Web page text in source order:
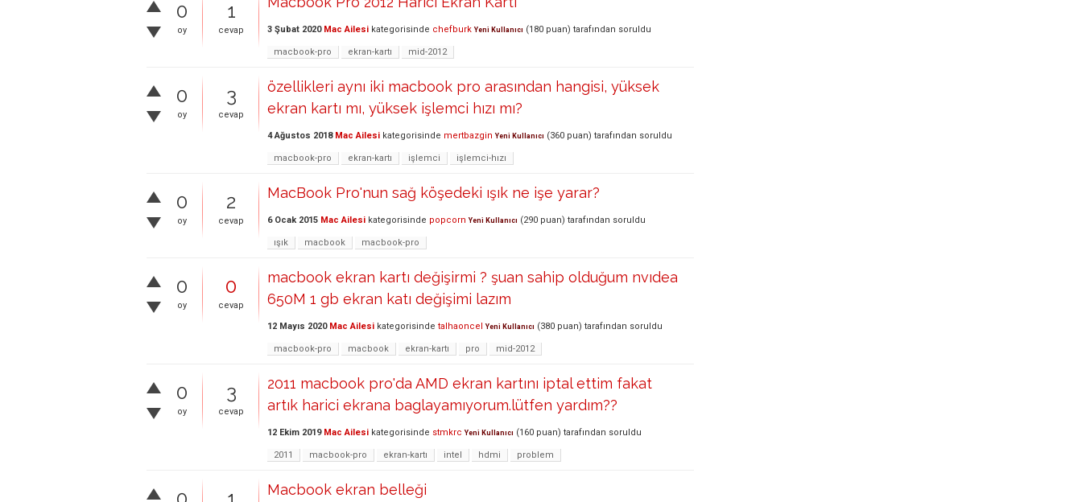
0
oy
1
cevap 3 Şubat 2020 Mac Ailesi kategorisinde chefburk Yeni Kullanıcı (180 puan) tarafından soruldu
macbook-pro ekran-kartı mid-2012
0
oy
3
cevap
özellikleri aynı iki macbook pro arasından hangisi, yüksek
ekran kartı mı, yüksek işlemci hızı mı?
4 Ağustos 2018 Mac Ailesi kategorisinde mertbazgin Yeni Kullanıcı (360 puan) tarafından soruldu
macbook-pro ekran-kartı işlemci işlemci-hızı
0
oy
2
cevap
MacBook Pro'nun sağ köşedeki ışık ne işe yarar?
6 Ocak 2015 Mac Ailesi kategorisinde popcorn Yeni Kullanıcı (290 puan) tarafından soruldu
ışık macbook macbook-pro
0
oy
0
cevap
macbook ekran kartı değişirmi ? şuan sahip olduğum nvıdea
650M 1 gb ekran katı değişimi lazım
12 Mayıs 2020 Mac Ailesi kategorisinde talhaoncel Yeni Kullanıcı (380 puan) tarafından soruldu
macbook-pro macbook ekran-kartı pro mid-2012
0
oy
3
cevap
2011 macbook pro'da AMD ekran kartını iptal ettim fakat
artık harici ekrana baglayamıyorum.lütfen yardım??
12 Ekim 2019 Mac Ailesi kategorisinde stmkrc Yeni Kullanıcı (160 puan) tarafından soruldu
2011 macbook-pro ekran-kartı intel hdmi problem
Macbook ekran belleği